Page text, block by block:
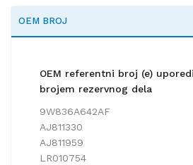
OEM BROJ
OEM referentni broj (e)
brojem rezervnog dela
9W836A642AF
AJ811330
AJ811959
LR010754